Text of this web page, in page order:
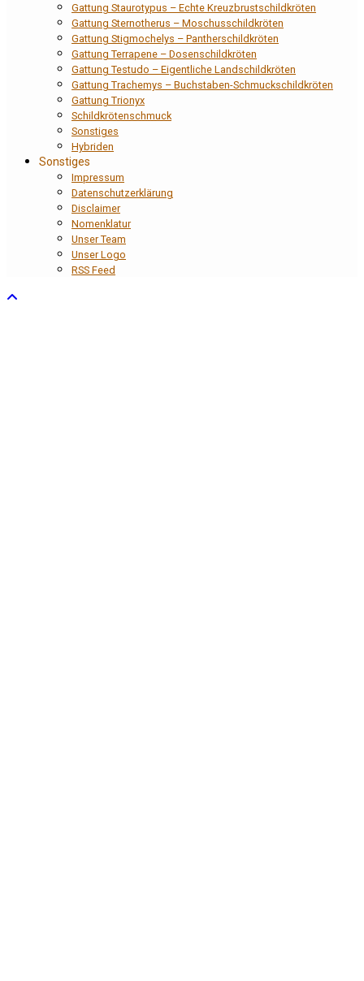
Gattung Staurotypus – Echte Kreuzbrustschildkröten
Gattung Sternotherus – Moschusschildkröten
Gattung Stigmochelys – Pantherschildkröten
Gattung Terrapene – Dosenschildkröten
Gattung Testudo – Eigentliche Landschildkröten
Gattung Trachemys – Buchstaben-Schmuckschildkröten
Gattung Trionyx
Schildkrötenschmuck
Sonstiges
Hybriden
Sonstiges
Impressum
Datenschutzerklärung
Disclaimer
Nomenklatur
Unser Team
Unser Logo
RSS Feed